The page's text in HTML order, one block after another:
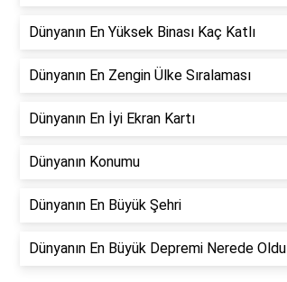
Dünyanın En Yüksek Binası Kaç Katlı
Dünyanın En Zengin Ülke Sıralaması
Dünyanın En İyi Ekran Kartı
Dünyanın Konumu
Dünyanın En Büyük Şehri
Dünyanın En Büyük Depremi Nerede Oldu